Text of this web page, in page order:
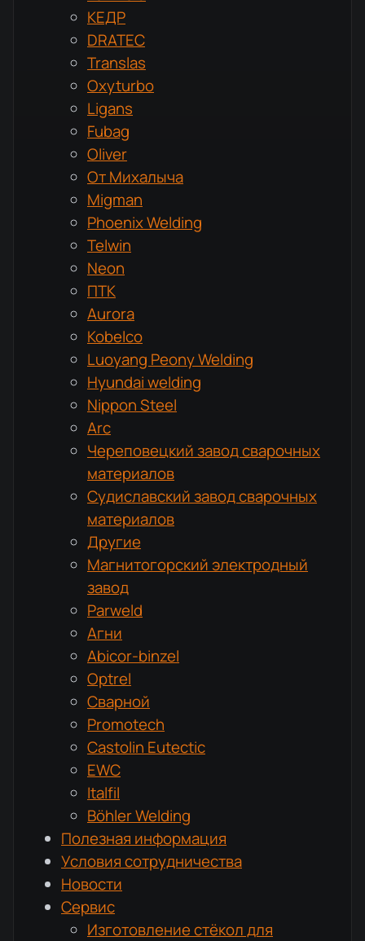
КЕДР
DRATEC
Translas
Oxyturbo
Ligans
Fubag
Oliver
От Михалыча
Migman
Phoenix Welding
Telwin
Neon
ПТК
Aurora
Kobelco
Luoyang Peony Welding
Hyundai welding
Nippon Steel
Arc
Череповецкий завод сварочных
материалов
Судиславский завод сварочных
материалов
Другие
Магнитогорский электродный
завод
Parweld
Агни
Abicor-binzel
Optrel
Сварной
Promotech
Castolin Eutectic
EWC
Italfil
Böhler Welding
Полезная информация
Условия сотрудничества
Новости
Сервис
Изготовление стёкол для